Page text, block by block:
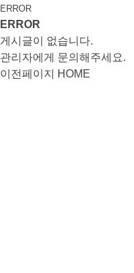
ERROR
ERROR
게시글이 없습니다.
관리자에게 문의해주세요.
이전페이지
HOME